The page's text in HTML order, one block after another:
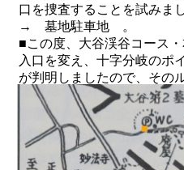
口を捜査することを試み
→ 墓地駐車地 。
■この度、大谷渓谷コース
入口を変え、十字分岐のポ
が判明しましたので、その
でご参照ください。
■ ものの本には、直接ダ
224ルートを推奨されるの
224からの道標赤テープを
接続する直進道の整備が